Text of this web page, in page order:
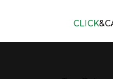
CLICK